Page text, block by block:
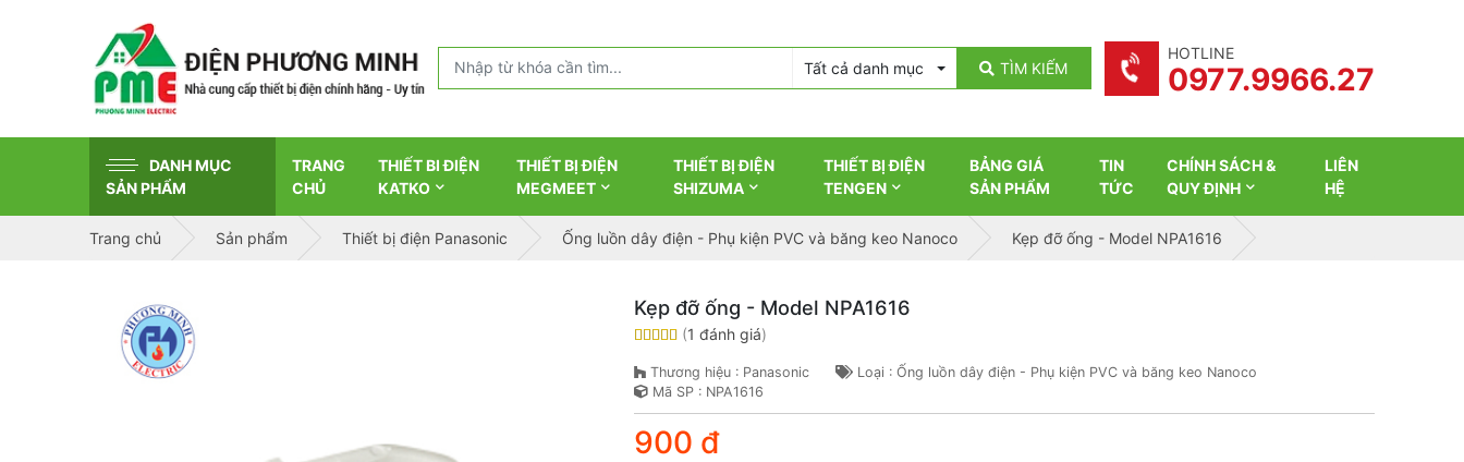
Tất cả danh mục TÌM KIẾM
HOTLINE
0977.9966.27
DANH MỤC
SẢN PHẨM
TRANG
CHỦ
THIẾT BI ĐIỆN
KATKO
THIẾT BỊ ĐIỆN
MEGMEET
THIẾT BỊ ĐIỆN
SHIZUMA
THIẾT BỊ ĐIỆN
TENGEN
BẢNG GIÁ
SẢN PHẨM
TIN
TỨC
CHÍNH SÁCH &
QUY ĐỊNH
LIÊN
HỆ
Trang chủ Sản phẩm Thiết bị điện Panasonic Ống luồn dây điện - Phụ kiện PVC và băng keo Nanoco Kẹp đỡ ống - Model NPA1616
Kẹp đỡ ống - Model NPA1616
(1 đánh giá)
Thương hiệu : Panasonic
Loại : Ống luồn dây điện - Phụ kiện PVC và băng keo Nanoco
Mã SP : NPA1616
900 đ